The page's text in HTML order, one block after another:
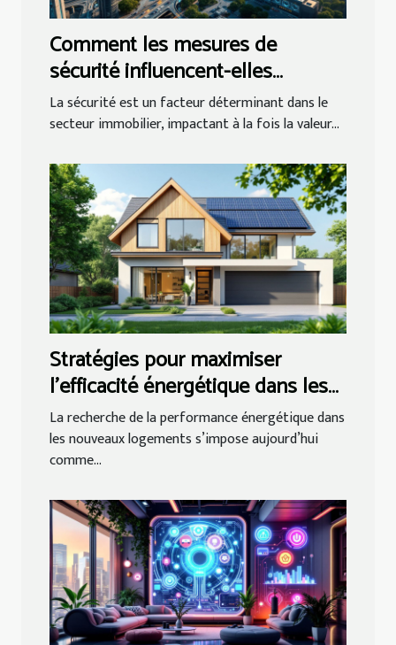
Comment les mesures de
sécurité influencent-elles
l’immobilier local ?
La sécurité est un facteur déterminant dans le
secteur immobilier, impactant à la fois la valeur...
Stratégies pour maximiser
l'efficacité énergétique dans les
nouveaux logements
La recherche de la performance énergétique dans
les nouveaux logements s’impose aujourd’hui
comme...